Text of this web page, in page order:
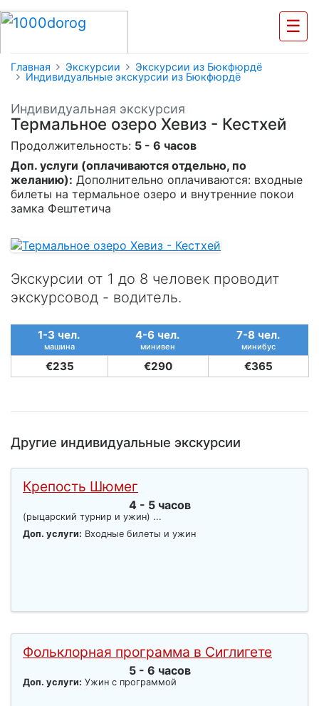
☰
Главная Экскурсии
Экскурсии из Бюкфюрдё
Индивидуальные экскурсии из Бюкфюрдё
Индивидуальная экскурсия
Термальное озеро Хевиз - Кестхей
Продолжительность: 5 - 6 часов
Доп. услуги (оплачиваются отдельно, по
желанию): Дополнительно оплачиваются: входные
билеты на термальное озеро и внутренние покои
замка Фештетича
Экскурсии от 1 до 8 человек проводит
экскурсовод - водитель.
1-3 чел.
машина
4-6 чел.
минивен
7-8 чел.
минибус
€235 €290 €365
Другие индивидуальные экскурсии
Крепость Шюмег
4 - 5 часов
(рыцарский турнир и ужин) ...
Доп. услуги: Входные билеты и ужин
Фольклорная программа в Сиглигете
5 - 6 часов
Доп. услуги: Ужин с программой